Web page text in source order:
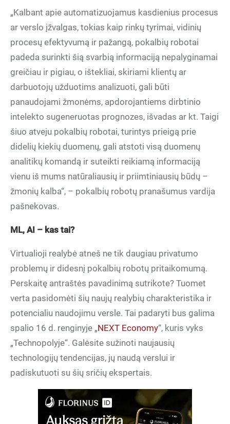
„Kalbant apie automatizuojamus kasdienius procesus
ar verslo įžvalgas, tokias kaip rinkų tyrimai, vidinių
procesų efektyvumą ir pažangą, pokalbių robotai
padeda surinkti šią svarbią informaciją nepalyginamai
greičiau ir pigiau, o ištekliai, skiriami klientų ar
darbuotojų užduotims analizuoti, gali būti
panaudojami žmonėms, apdorojantiems dirbtinio
intelekto sugeneruotas prognozes, išvadas ar kt. Taigi
šiuo atveju pokalbių robotai, turintys prieigą prie
didelių kiekių duomenų, gali atstoti visą duomenų
analitikų komandą ir suteikti reikiamą informaciją
vienu iš mums natūraliausių ir priimtiniausių būdų –
žmonių kalba“, – pokalbių robotų pranašumus vardija
pašnekovas.
ML, AI – kas tai?
Virtualioji realybė atneš ne tik daugiau privatumo
problemų ir didesnį pokalbių robotų pritaikomumą.
Perskaitę antraštės pavadinimą sutrikote? Tuomet
verta pasidomėti šių naujų realybių charakteristika ir
potencialiu naudojimu versle. Tai padaryti bus galima
spalio 16 d. renginyje „NEXT Economy“, kuris vyks
„Technopolyje“. Galėsite sužinoti naujausių
technologijų tendencijas, jų naudą verslui ir
padiskutuoti su šių sričių ekspertais.